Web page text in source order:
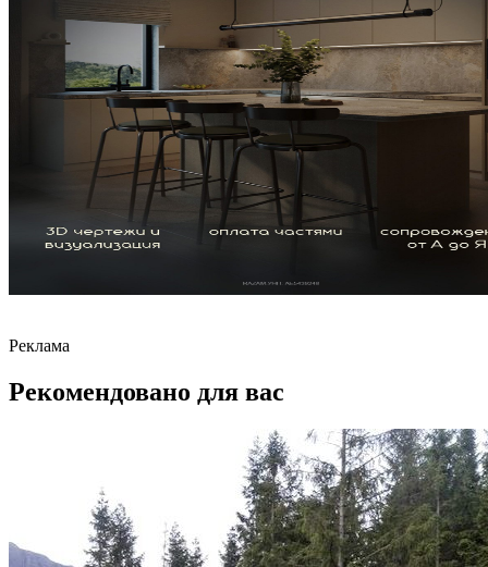
Реклама
Рекомендовано для вас